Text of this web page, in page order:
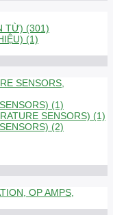
TỪ) (301)
(1)
SENSORS,
(1)
SENSORS) (1)
(2)
OP AMPS,